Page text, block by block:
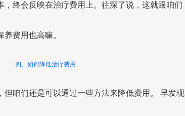
，终会反映在治疗费用上。往深了说，这就跟咱们
费用也高嘛。
四、如何降低治疗费用
但咱们还是可以通过一些方法来降低费用。 早发现